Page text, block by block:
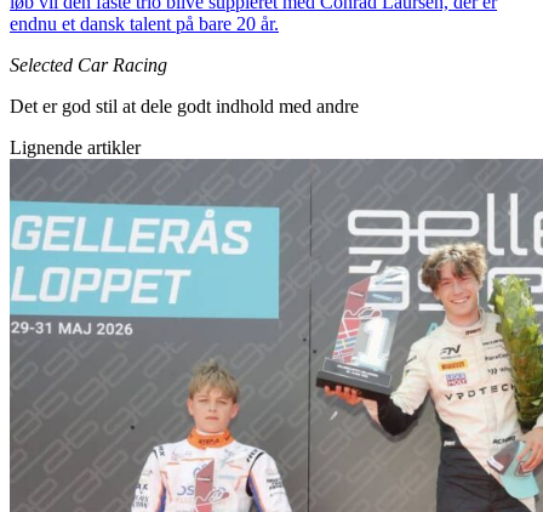
endnu et dansk talent på bare 20 år.
Selected Car Racing
Det er god stil at dele godt indhold med andre
Lignende artikler